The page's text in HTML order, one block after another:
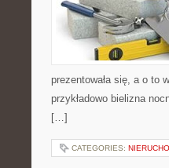
prezentowała się, a o to
przykładowo bielizna
[…]
CATEGORIES: